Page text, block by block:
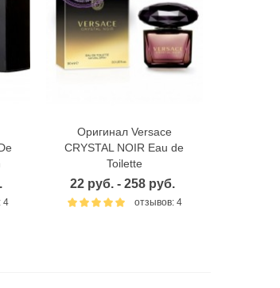
4
Быстрый просмотр
Оригинал Versace
CRYSTAL NOIR Eau de
Toilette
22 руб. - 258 руб.
отзывов: 4